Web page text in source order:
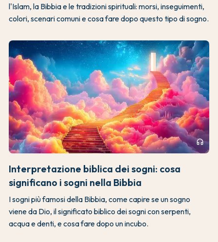
l'Islam, la Bibbia e le tradizioni spirituali: morsi, inseguimenti,
colori, scenari comuni e cosa fare dopo questo tipo di sogno.
headphones
Interpretazione biblica dei sogni: cosa
significano i sogni nella Bibbia
I sogni più famosi della Bibbia, come capire se un sogno
viene da Dio, il significato biblico dei sogni con serpenti,
acqua e denti, e cosa fare dopo un incubo.